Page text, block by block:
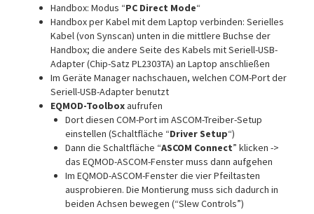
Handbox: Modus “PC Direct Mode“
Handbox per Kabel mit dem Laptop verbinden: Serielles
Kabel (von Synscan) unten in die mittlere Buchse der
Handbox; die andere Seite des Kabels mit Seriell-USB-
Adapter (Chip-Satz PL2303TA) an Laptop anschließen
Im Geräte Manager nachschauen, welchen COM-Port der
Seriell-USB-Adapter benutzt
EQMOD-Toolboxaufrufen
Dort diesen COM-Port im ASCOM-Treiber-Setup
einstellen (Schaltfläche “Driver Setup“)
Dann die Schaltfläche “ASCOM Connect” klicken ->
das EQMOD-ASCOM-Fenster muss dann aufgehen
Im EQMOD-ASCOM-Fenster die vier Pfeiltasten
ausprobieren. Die Montierung muss sich dadurch in
beiden Achsen bewegen (“Slew Controls”)